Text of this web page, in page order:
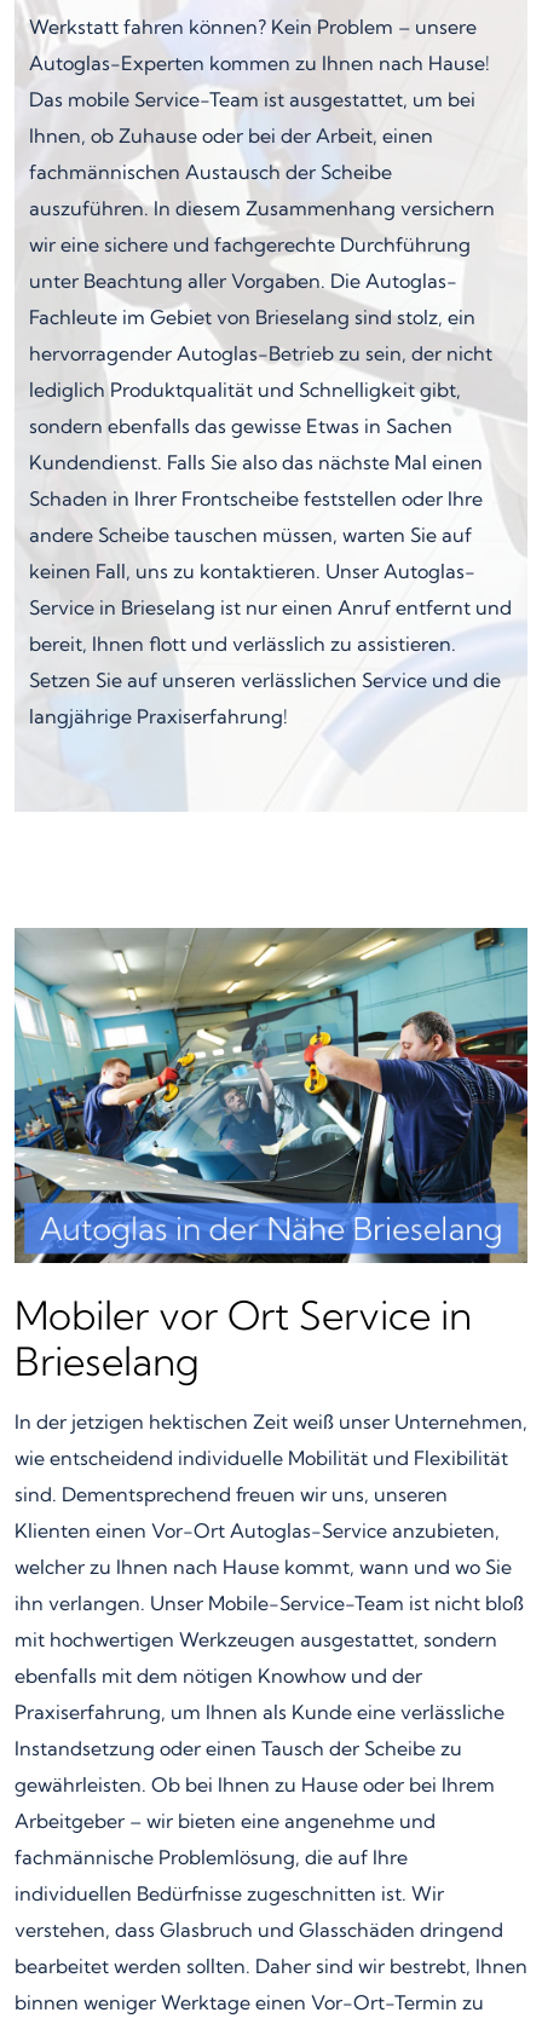
Werkstatt fahren können? Kein Problem – unsere
Autoglas-Experten kommen zu Ihnen nach Hause!
Das mobile Service-Team ist ausgestattet, um bei
Ihnen, ob Zuhause oder bei der Arbeit, einen
fachmännischen Austausch der Scheibe
auszuführen. In diesem Zusammenhang versichern
wir eine sichere und fachgerechte Durchführung
unter Beachtung aller Vorgaben. Die Autoglas-
Fachleute im Gebiet von Brieselang sind stolz, ein
hervorragender Autoglas-Betrieb zu sein, der nicht
lediglich Produktqualität und Schnelligkeit gibt,
sondern ebenfalls das gewisse Etwas in Sachen
Kundendienst. Falls Sie also das nächste Mal einen
Schaden in Ihrer Frontscheibe feststellen oder Ihre
andere Scheibe tauschen müssen, warten Sie auf
keinen Fall, uns zu kontaktieren. Unser Autoglas-
Service in Brieselang ist nur einen Anruf entfernt und
bereit, Ihnen flott und verlässlich zu assistieren.
Setzen Sie auf unseren verlässlichen Service und die
langjährige Praxiserfahrung!
Mobiler vor Ort Service in
Brieselang
In der jetzigen hektischen Zeit weiß unser Unternehmen,
wie entscheidend individuelle Mobilität und Flexibilität
sind. Dementsprechend freuen wir uns, unseren
Klienten einen Vor-Ort Autoglas-Service anzubieten,
welcher zu Ihnen nach Hause kommt, wann und wo Sie
ihn verlangen. Unser Mobile-Service-Team ist nicht bloß
mit hochwertigen Werkzeugen ausgestattet, sondern
ebenfalls mit dem nötigen Knowhow und der
Praxiserfahrung, um Ihnen als Kunde eine verlässliche
Instandsetzung oder einen Tausch der Scheibe zu
gewährleisten. Ob bei Ihnen zu Hause oder bei Ihrem
Arbeitgeber – wir bieten eine angenehme und
fachmännische Problemlösung, die auf Ihre
individuellen Bedürfnisse zugeschnitten ist. Wir
verstehen, dass Glasbruch und Glasschäden dringend
bearbeitet werden sollten. Daher sind wir bestrebt, Ihnen
binnen weniger Werktage einen Vor-Ort-Termin zu